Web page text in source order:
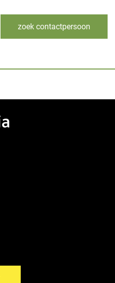
zoek contactpersoon